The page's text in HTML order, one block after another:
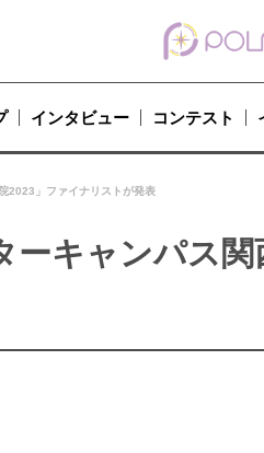
インタビュー コンテスト
2023」ファイナリストが発表
ーキャンパス関